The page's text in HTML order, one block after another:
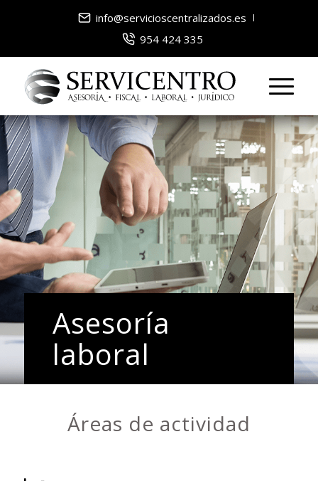
info@servicioscentralizados.es
954 424 335
Asesoría
laboral
Áreas de actividad